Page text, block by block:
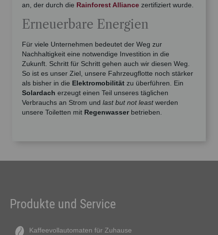
an, der durch die Rainforest Alliance zertifiziert wurde.
Erneuerbare Energien
Für viele Unternehmen bedeutet der Weg zur
Nachhaltigkeit eine notwendige Investition in die
Zukunft. Schritt für Schritt gehen auch wir diesen Weg.
So ist es unser Ziel, unsere Fahrzeugflotte noch stärker
als bisher in die Elektromobilität zu überführen. Ein
Solardach erzeugt einen Teil unseres täglichen
Verbrauchs an Strom und last but not leastwerden
unsere Toiletten mit Regenwasserbetrieben.
Produkte und Service
Kaffeevollautomaten für Zuhause